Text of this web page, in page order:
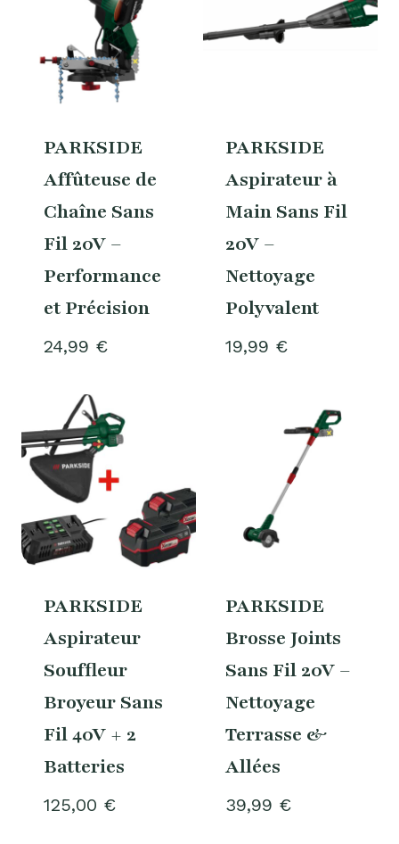
PARKSIDE
Affûteuse de
Chaîne Sans
Fil 20V –
Performance
et Précision
24,99 €
PARKSIDE
Aspirateur à
Main Sans Fil
20V –
Nettoyage
Polyvalent
19,99 €
PARKSIDE
Aspirateur
Souffleur
Broyeur Sans
Fil 40V + 2
Batteries
125,00 €
PARKSIDE
Brosse Joints
Sans Fil 20V –
Nettoyage
Terrasse &
Allées
39,99 €